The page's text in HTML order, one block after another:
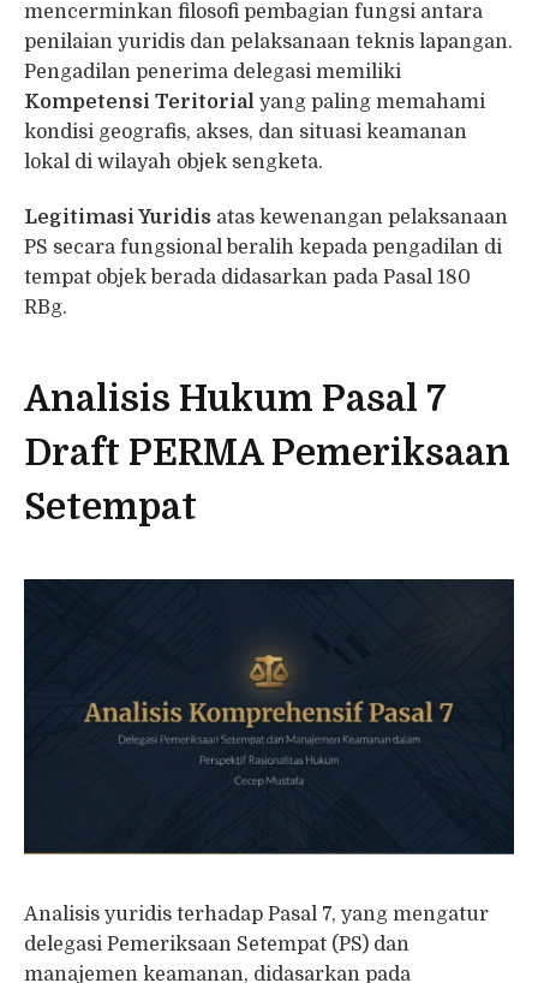
mencerminkan filosofi pembagian fungsi antara
penilaian yuridis dan pelaksanaan teknis lapangan.
Pengadilan penerima delegasi memiliki
Kompetensi Teritorial yang paling memahami
kondisi geografis, akses, dan situasi keamanan
lokal di wilayah objek sengketa.
Legitimasi Yuridis atas kewenangan pelaksanaan
PS secara fungsional beralih kepada pengadilan di
tempat objek berada didasarkan pada Pasal 180
RBg.
Analisis Hukum Pasal 7
Draft PERMA Pemeriksaan
Setempat
Analisis yuridis terhadap Pasal 7, yang mengatur
delegasi Pemeriksaan Setempat (PS) dan
manajemen keamanan, didasarkan pada